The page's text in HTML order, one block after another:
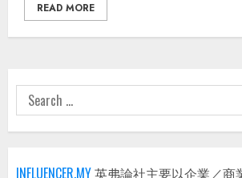
READ MORE
Search
for:
INFLUENCER.MY英弗論社主要以企業／商